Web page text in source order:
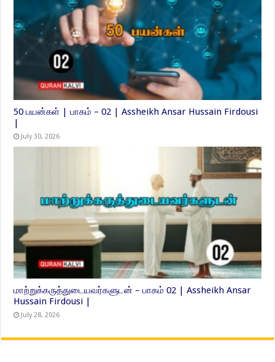
50 பயன்கள் | பாகம் – 02 | Assheikh Ansar Hussain Firdousi
|
July 30, 2026
மாற்றுக்கருத்துடையவர்களுடன் – பாகம் 02 | Assheikh Ansar
Hussain Firdousi |
July 28, 2026